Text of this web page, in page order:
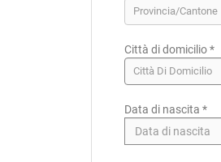
Provincia/Cantone
Città di domicilio *
Città Di Domicilio
Paese di residenza *
Data di nascita *